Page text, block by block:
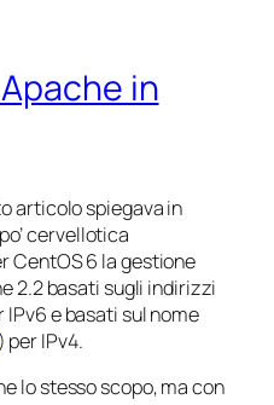
in
articolo spiegava in
cervellotica
CentOS 6 la gestione
2.2 basati sugli indirizzi
IPv6 e basati sul nome
per IPv4.
lo stesso scopo, ma con